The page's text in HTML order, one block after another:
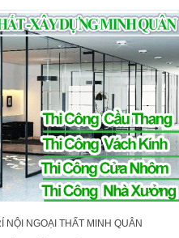
NỘI NGOẠI THẤT MINH QUÂN